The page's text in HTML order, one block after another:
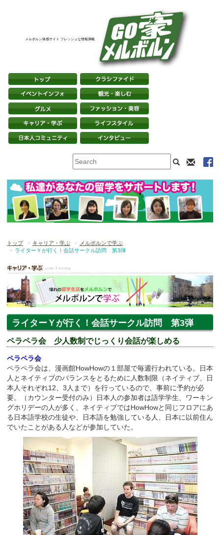
メルボルン体感サイト フレッシュな情報満載
トップ キャリア・学ぶ
メルボルンで学ぶ
ライターＹが行く！会話サークル訪問 第3弾
ライターＹが行く！会話サークル訪問 第3弾
ペラペラ会 少人数制でじっくり会話が楽しめる
ペラペラ会
ペラペラ会は、漫画館HowHowの１部屋で毎週行われている。日本
人とネイティブのバランスをとるために人数制限（ネイティブ、日
本人それぞれ12、3人まで）を行っているので、事前に予約が必
要。（カウンター受付のみ）日本人の参加者は語学学生、ワーキン
グホリデーの人が多く、ネイティブではHowHowと同じフロアにあ
る日本語学校の生徒や、日本語を勉強している人、日本に以前住ん
でいたことがある人などが参加していた。